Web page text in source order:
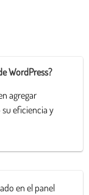
WordPress?
agregar
eficiencia y
en el panel